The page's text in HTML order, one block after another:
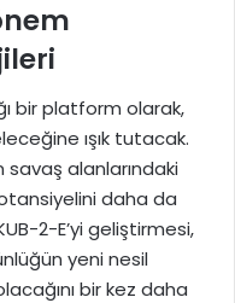
bir platform olarak,
ışık tutacak.
alanlarındaki
daha da
2-E’yi geliştirmesi,
yeni nesil
bir kez daha